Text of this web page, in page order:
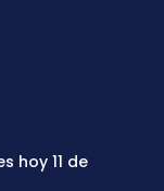
hoy 11 de